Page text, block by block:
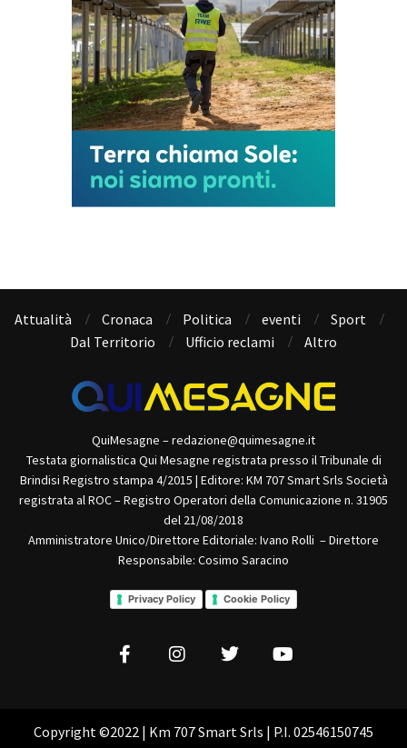
Attualità Cronaca Politica eventi
Sport
Dal Territorio
Ufficio reclami Altro
QuiMesagne – redazione@quimesagne.it
Testata giornalistica Qui Mesagne registrata presso il Tribunale di
Brindisi Registro stampa 4/2015 | Editore: KM 707 Smart Srls Società
registrata al ROC – Registro Operatori della Comunicazione n. 31905
del 21/08/2018
Amministratore Unico/Direttore Editoriale: Ivano Rolli – Direttore
Responsabile: Cosimo Saracino
Privacy Policy Cookie Policy
Copyright ©2022 | Km 707 Smart Srls | P.I. 02546150745